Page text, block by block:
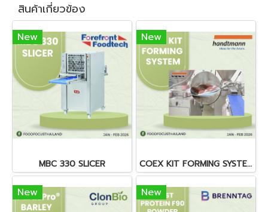
สินค้าเกี่ยวข้อง
New
MBC 330 SLICER
New
COEX KIT FORMING SYSTEM
New New